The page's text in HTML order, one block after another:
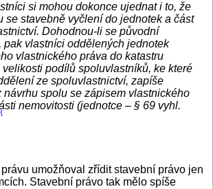
si mohou dokonce ujednat i to, že
se stavebně vyčlení do jednotek a část
Dohodnou‑li se původní
pak vlastníci oddělených jednotek
vlastnického práva do katastru
podílů spoluvlastníků, ke které
ze spoluvlastnictví, zapíše
návrhu spolu se zápisem vlastnického
nemovitosti (jednotce – § 69 vyhl.
umožňoval zřídit stavební právo jen
Stavební právo tak mělo spíše